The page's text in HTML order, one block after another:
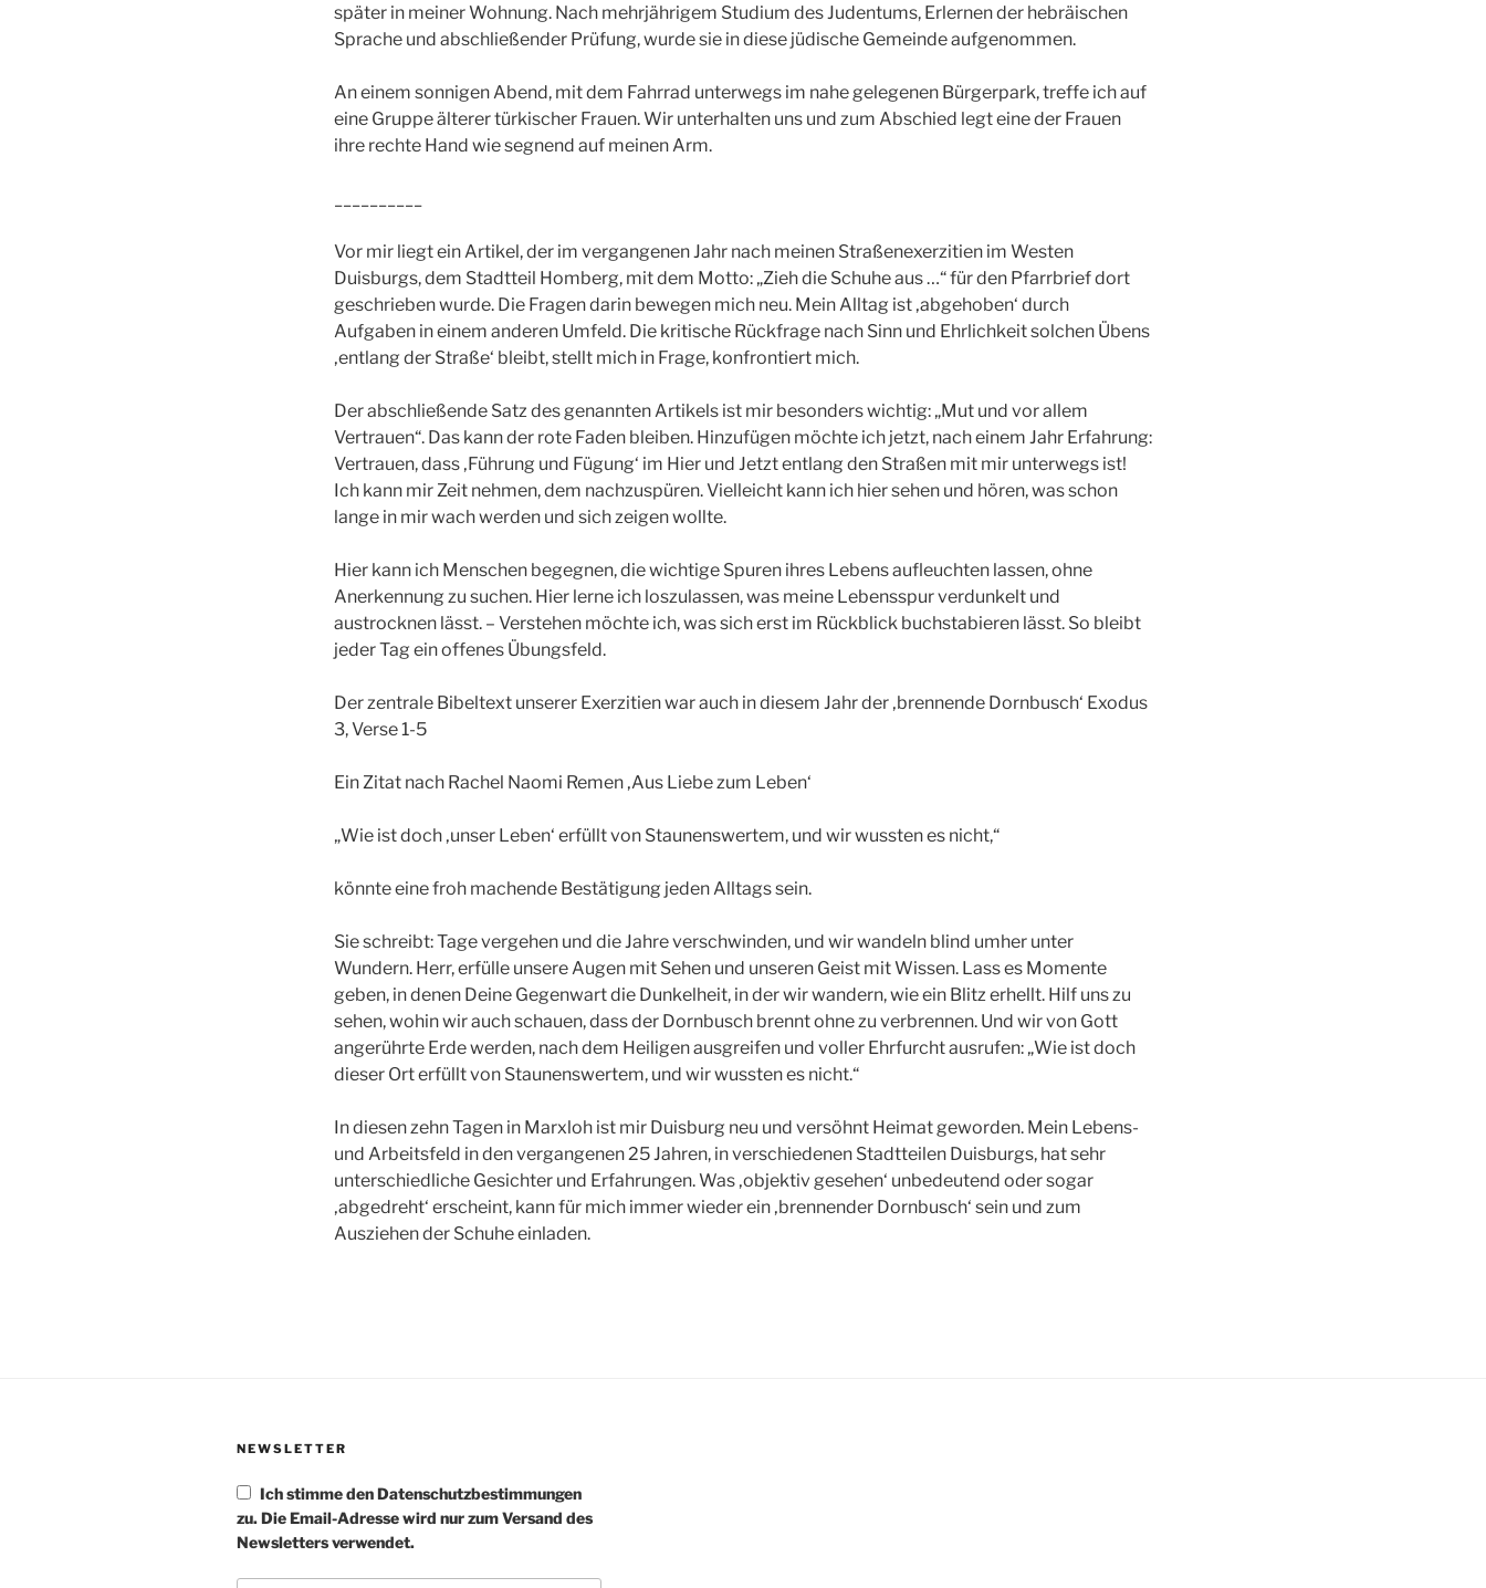
später in meiner Wohnung. Nach mehrjährigem Studium des Judentums, Erlernen der hebräischen
Sprache und abschließender Prüfung, wurde sie in diese jüdische Gemeinde aufgenommen.
An einem sonnigen Abend, mit dem Fahrrad unterwegs im nahe gelegenen Bürgerpark, treffe ich auf
eine Gruppe älterer türkischer Frauen. Wir unterhalten uns und zum Abschied legt eine der Frauen
ihre rechte Hand wie segnend auf meinen Arm.
Vor mir liegt ein Artikel, der im vergangenen Jahr nach meinen Straßenexerzitien im Westen
Duisburgs, dem Stadtteil Homberg, mit dem Motto: „Zieh die Schuhe aus …“ für den Pfarrbrief dort
geschrieben wurde. Die Fragen darin bewegen mich neu. Mein Alltag ist ‚abgehoben‘ durch
Aufgaben in einem anderen Umfeld. Die kritische Rückfrage nach Sinn und Ehrlichkeit solchen Übens
‚entlang der Straße‘ bleibt, stellt mich in Frage, konfrontiert mich.
Der abschließende Satz des genannten Artikels ist mir besonders wichtig: „Mut und vor allem
Vertrauen“. Das kann der rote Faden bleiben. Hinzufügen möchte ich jetzt, nach einem Jahr Erfahrung:
Vertrauen, dass ‚Führung und Fügung‘ im Hier und Jetzt entlang den Straßen mit mir unterwegs ist!
Ich kann mir Zeit nehmen, dem nachzuspüren. Vielleicht kann ich hier sehen und hören, was schon
lange in mir wach werden und sich zeigen wollte.
Hier kann ich Menschen begegnen, die wichtige Spuren ihres Lebens aufleuchten lassen, ohne
Anerkennung zu suchen. Hier lerne ich loszulassen, was meine Lebensspur verdunkelt und
austrocknen lässt. – Verstehen möchte ich, was sich erst im Rückblick buchstabieren lässt. So bleibt
jeder Tag ein offenes Übungsfeld.
Der zentrale Bibeltext unserer Exerzitien war auch in diesem Jahr der ‚brennende Dornbusch‘ Exodus
3, Verse 1-5
Ein Zitat nach Rachel Naomi Remen ‚Aus Liebe zum Leben‘
„Wie ist doch ‚unser Leben‘ erfüllt von Staunenswertem, und wir wussten es nicht,“
könnte eine froh machende Bestätigung jeden Alltags sein.
Sie schreibt: Tage vergehen und die Jahre verschwinden, und wir wandeln blind umher unter
Wundern. Herr, erfülle unsere Augen mit Sehen und unseren Geist mit Wissen. Lass es Momente
geben, in denen Deine Gegenwart die Dunkelheit, in der wir wandern, wie ein Blitz erhellt. Hilf uns zu
sehen, wohin wir auch schauen, dass der Dornbusch brennt ohne zu verbrennen. Und wir von Gott
angerührte Erde werden, nach dem Heiligen ausgreifen und voller Ehrfurcht ausrufen: „Wie ist doch
dieser Ort erfüllt von Staunenswertem, und wir wussten es nicht.“
In diesen zehn Tagen in Marxloh ist mir Duisburg neu und versöhnt Heimat geworden. Mein Lebens-
und Arbeitsfeld in den vergangenen 25 Jahren, in verschiedenen Stadtteilen Duisburgs, hat sehr
unterschiedliche Gesichter und Erfahrungen. Was ‚objektiv gesehen‘ unbedeutend oder sogar
‚abgedreht‘ erscheint, kann für mich immer wieder ein ‚brennender Dornbusch‘ sein und zum
Ausziehen der Schuhe einladen.
NEWSLETTER
Ich stimme den Datenschutzbestimmungen
zu. Die Email-Adresse wird nur zum Versand des
Newsletters verwendet.